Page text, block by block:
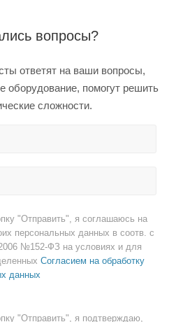
вопросы?
ответят на ваши вопросы,
оборудование, помогут решить
сложности.
"Отправить", я соглашаюсь на
персональных данных в соотв. с
№152-ФЗ на условиях и для
Согласием на обработку
данных
"Отправить", я подтверждаю,